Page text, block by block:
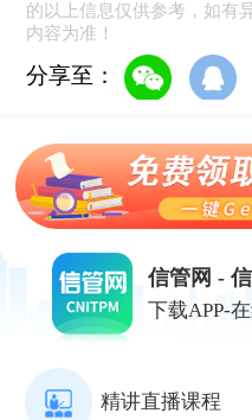
的以上信息仅供参考，如有
内容为准！
分享至：
信管网 -
下载APP-
精讲直播课程